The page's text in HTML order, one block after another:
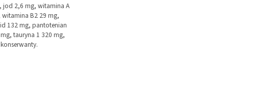
jod 2,6 mg, witamina A
B2 29 mg,
132 mg, pantotenian
tauryna 1 320 mg,